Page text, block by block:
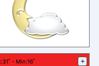
:31˚ - Min:16˚ +